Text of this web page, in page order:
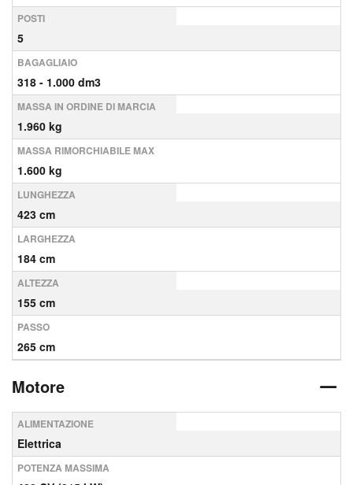
POSTI
5
BAGAGLIAIO
318 - 1.000 dm3
MASSA IN ORDINE DI MARCIA
1.960 kg
MASSA RIMORCHIABILE MAX
1.600 kg
LUNGHEZZA
423 cm
LARGHEZZA
184 cm
ALTEZZA
155 cm
PASSO
265 cm
Motore
ALIMENTAZIONE
Elettrica
POTENZA MASSIMA